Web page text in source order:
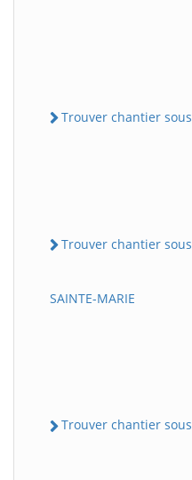
Trouver chantier
Trouver chantier
SAINTE-MARIE
Trouver chantier